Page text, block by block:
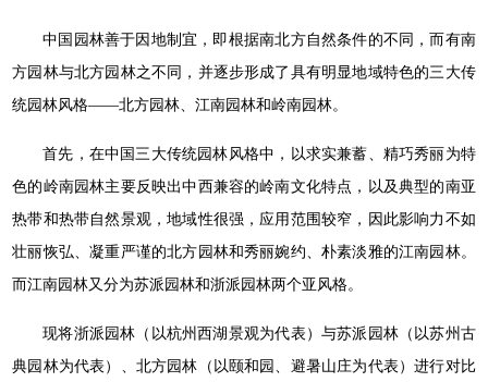
中国园林善于因地制宜，即根据南北方自然条件的不同，而有南
方园林与北方园林之不同，并逐步形成了具有明显地域特色的三大传
统园林风格——北方园林、江南园林和岭南园林。
首先，在中国三大传统园林风格中，以求实兼蓄、精巧秀丽为特
色的岭南园林主要反映出中西兼容的岭南文化特点，以及典型的南亚
热带和热带自然景观，地域性很强，应用范围较窄，因此影响力不如
壮丽恢弘、凝重严谨的北方园林和秀丽婉约、朴素淡雅的江南园林。
而江南园林又分为苏派园林和浙派园林两个亚风格。
现将浙派园林（以杭州西湖景观为代表）与苏派园林（以苏州古
典园林为代表）、北方园林（以颐和园、避暑山庄为代表）进行对比